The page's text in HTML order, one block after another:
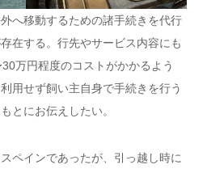
へ移動するための諸手続きを代行
在する。行先やサービス内容にも
万円程度のコストがかかるよう
用せず飼い主自身で手続きを行う
とにお伝えしたい。
ペインであったが、引っ越し時に